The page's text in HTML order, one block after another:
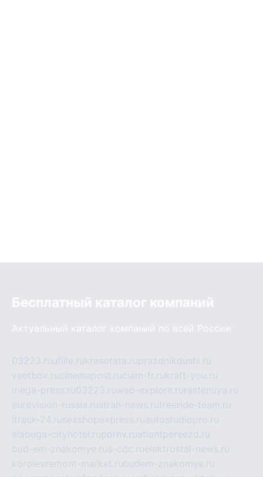
Бесплатный каталог компаний
Актуальный каталог компаний по всей России
03223.ruufille.rukrasotata.ruprazdnikdushi.ru
veetbox.rucinemapost.ruciam-fr.rukraft-you.ru
mega-press.ru03223.ruweb-explore.ru rastenuya.ru
eurovision-russia.rustrah-news.rufreeride-team.ru
itrack-24.rusexshopexpress.ruautostudiopro.ru
alabuga-cityhotel.rupornv.ruatlantpereezd.ru
bud-em-znakomye.rua-cdc.ruelektrostal-news.ru
korolevremont-market.rubudem-znakomye.ru